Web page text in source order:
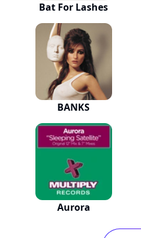
Bat For Lashes
BANKS
Aurora